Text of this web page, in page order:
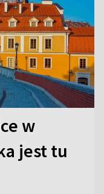
w
jest tu